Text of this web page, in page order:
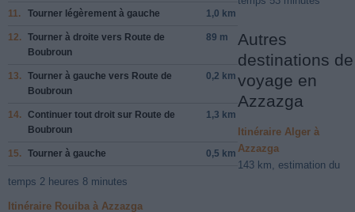
11. Tourner légèrement à gauche 1,0 km
12. Tourner à droite vers Route de
Boubroun
89 m
13. Tourner à gauche vers Route de
Boubroun
0,2 km
14. Continuer tout droit sur Route de
Boubroun
1,3 km
15. Tourner à gauche 0,5 km
Autres
destinations de
voyage en
Azzazga
Itinéraire Alger à
Azzazga
143 km, estimation du
temps 2 heures 8 minutes
Itinéraire Rouiba à Azzazga